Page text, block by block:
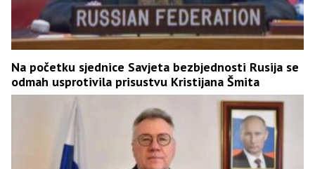
Na početku sjednice Savjeta bezbjednosti Rusija se
odmah usprotivila prisustvu Kristijana Šmita